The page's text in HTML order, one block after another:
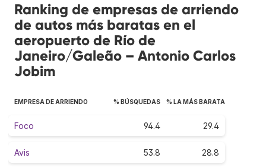
Ranking de empresas de arriendo
de autos más baratas en el
aeropuerto de Río de
Janeiro/Galeão – Antonio Carlos
Jobim
EMPRESA DE ARRIENDO % BÚSQUEDAS % LA MÁS BARATA
Foco 94.4 29.4
Avis 53.8 28.8